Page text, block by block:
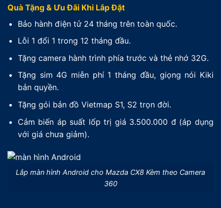
Quà Tặng & Ưu Đãi Khi Lắp Đặt
Bảo hành điện tử 24 tháng trên toàn quốc.
Lỗi 1 đổi 1 trong 12 tháng đầu.
Tặng camera hành trình phía trước và thẻ nhớ 32G.
Tặng sim 4G miễn phí 1 tháng đầu, giọng nói Kiki
bản quyền.
Tặng gói bản đồ Vietmap S1, S2 trọn đời.
Cảm biến áp suất lốp trị giá 3.500.000 đ (áp dụng
với giá chưa giảm).
Lắp màn hình Android cho Mazda CX8 Kèm theo Camera
360